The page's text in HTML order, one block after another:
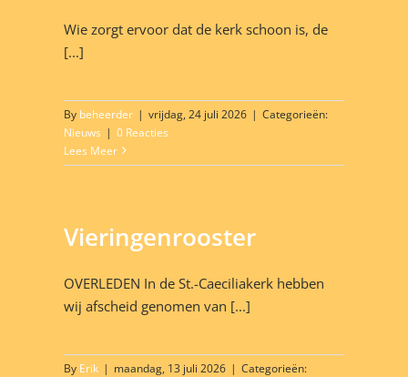
Wie zorgt ervoor dat de kerk schoon is, de
[...]
By beheerder | vrijdag, 24 juli 2026 | Categorieën:
Nieuws | 0 Reacties
Lees Meer
Vieringenrooster
OVERLEDEN In de St.-Caeciliakerk hebben
wij afscheid genomen van [...]
By Erik | maandag, 13 juli 2026 | Categorieën: